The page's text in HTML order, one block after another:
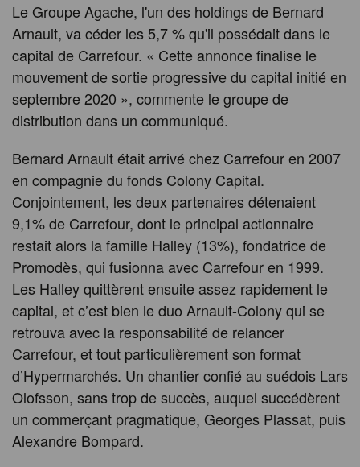
Le Groupe Agache, l'un des holdings de Bernard
Arnault, va céder les 5,7 % qu'il possédait dans le
capital de Carrefour. « Cette annonce finalise le
mouvement de sortie progressive du capital initié en
septembre 2020 », commente le groupe de
distribution dans un communiqué.
Bernard Arnault était arrivé chez Carrefour en 2007
en compagnie du fonds Colony Capital.
Conjointement, les deux partenaires détenaient
9,1% de Carrefour, dont le principal actionnaire
restait alors la famille Halley (13%), fondatrice de
Promodès, qui fusionna avec Carrefour en 1999.
Les Halley quittèrent ensuite assez rapidement le
capital, et c’est bien le duo Arnault-Colony qui se
retrouva avec la responsabilité de relancer
Carrefour, et tout particulièrement son format
d’Hypermarchés. Un chantier confié au suédois Lars
Olofsson, sans trop de succès, auquel succédèrent
un commerçant pragmatique, Georges Plassat, puis
Alexandre Bompard.